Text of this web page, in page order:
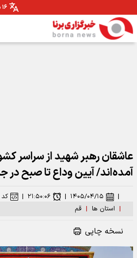
۱۶ مرداد ۱۴۰۵
عاشقان رهبر شهید از سراسر
آمده‌اند/ آیین وداع تا صبح در
| استان ها | قم
| ۱۴۰۵/۰۴/۱۵ | ۲۱:۵۰:۰۶ | کد
نسخه چاپی